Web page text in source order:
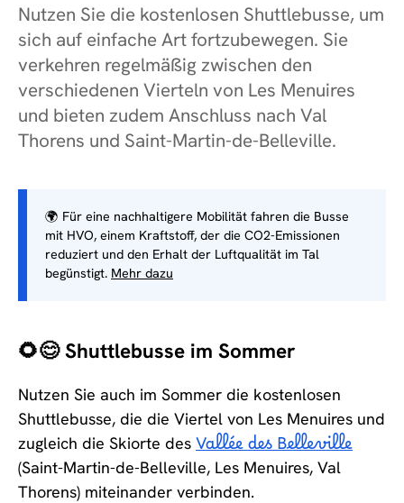
Nutzen Sie die kostenlosen Shuttlebusse, um
sich auf einfache Art fortzubewegen. Sie
verkehren regelmäßig zwischen den
verschiedenen Vierteln von Les Menuires
und bieten zudem Anschluss nach Val
Thorens und Saint-Martin-de-Belleville.
🌍 Für eine nachhaltigere Mobilität fahren die Busse
mit HVO, einem Kraftstoff, der die CO2-Emissionen
reduziert und den Erhalt der Luftqualität im Tal
begünstigt. Mehr dazu
🌻😊 Shuttlebusse im Sommer
Nutzen Sie auch im Sommer die kostenlosen
Shuttlebusse, die die Viertel von Les Menuires und
zugleich die Skiorte des Vallée des Belleville
(Saint-Martin-de-Belleville, Les Menuires, Val
Thorens) miteinander verbinden.